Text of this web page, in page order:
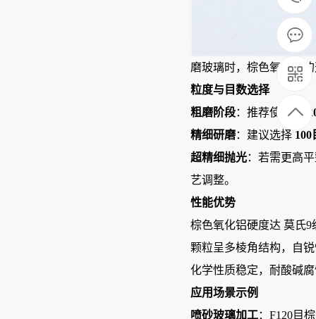
磨玻璃时，棕色氧化铝
粒度与目数选择
粗磨阶段‌：推荐使用 ‌
精细研磨‌：建议选择 ‌ 100
超精细抛光：若需更高
艺调整‌。
性能优势
棕色氧化铝硬度达 ‌莫氏
颗粒呈多棱角结构，自
化学性质稳定，耐酸碱
应用场景示例
喷砂玻璃加工：F120目